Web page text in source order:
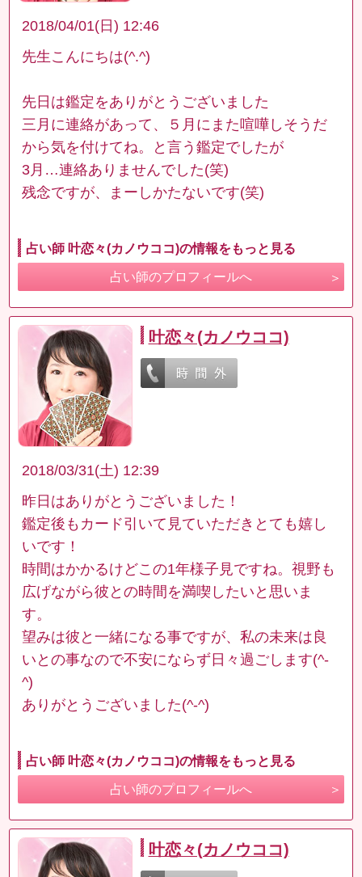
2018/04/01(日) 12:46
先生こんにちは(^.^)
先日は鑑定をありがとうございました
三月に連絡があって、５月にまた喧嘩しそうだ
から気を付けてね。と言う鑑定でしたが
3月…連絡ありませんでした(笑)
残念ですが、まーしかたないです(笑)
占い師 叶恋々(カノウココ)の情報をもっと見る
占い師のプロフィールへ
叶恋々(カノウココ)
2018/03/31(土) 12:39
昨日はありがとうございました！
鑑定後もカード引いて見ていただきとても嬉し
いです！
時間はかかるけどこの1年様子見ですね。視野も
広げながら彼との時間を満喫したいと思いま
す。
望みは彼と一緒になる事ですが、私の未来は良
いとの事なので不安にならず日々過ごします(^-
^)
ありがとうございました(^-^)
占い師 叶恋々(カノウココ)の情報をもっと見る
占い師のプロフィールへ
叶恋々(カノウココ)